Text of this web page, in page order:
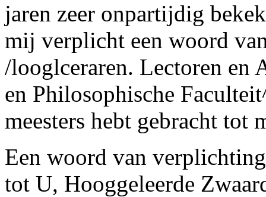
jaren zeer onpartijdig
mij verplicht een woord
/looglceraren. Lectoren en
en Philosophische
meesters hebt gebracht tot
Een woord van
tot U, Hooggeleerde Z